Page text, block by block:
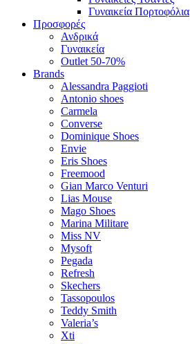
Γυναικεία Πορτοφόλια
Προσφορές
Ανδρικά
Γυναικεία
Outlet 50-70%
Brands
Alessandra Paggioti
Antonio shoes
Carmela
Converse
Dominique Shoes
Envie
Eris Shoes
Freemood
Gian Marco Venturi
Lias Mouse
Mago Shoes
Marina Militare
Miss NV
Mysoft
Pegada
Refresh
Skechers
Tassopoulos
Teddy Smith
Valeria’s
Xti